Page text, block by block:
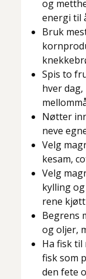
og
energi til
Bruk
Spis to
hver
Nøtter
neve
Velg
kesam,
Velg
kylling
rene
Begrens
og oljer,
Ha fisk til
fisk som
den fete